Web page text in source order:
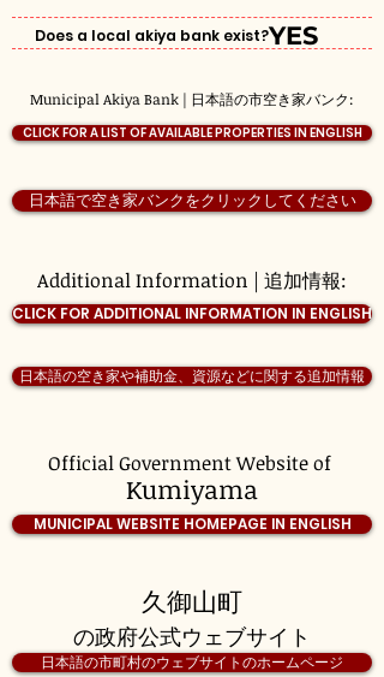
Official Government Website of
CLICK FOR A LIST OF AVAILABLE PROPERTIES IN ENGLISH
Additional Information | 追加情報:
Municipal Akiya Bank | 日本語の市空き家バンク:
Does a local akiya bank exist?
日本語で空き家バンクをクリックしてください
YES
Kumiyama
CLICK FOR ADDITIONAL INFORMATION IN ENGLISH
日本語の空き家や補助金、資源などに関する追加情報
MUNICIPAL WEBSITE HOMEPAGE IN ENGLISH
久御山町
日本語の市町村のウェブサイトのホームページ
の政府公式ウェブサイト